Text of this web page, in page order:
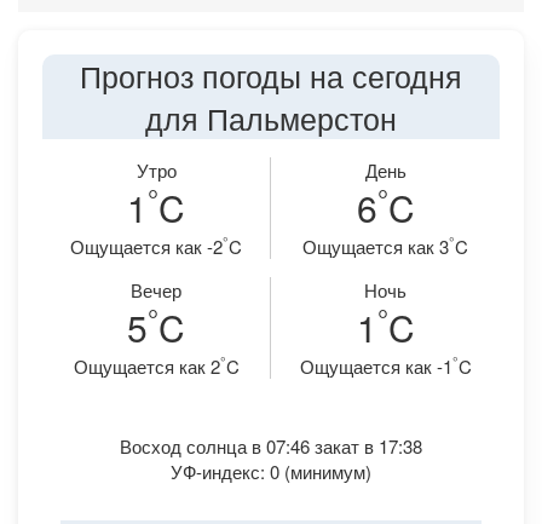
Прогноз погоды на сегодня
для Пальмерстон
Утро
1 °C
Ощущается как -2°C
День
6°C
Ощущается как 3°C
Вечер
5°C
Ощущается как 2°C
Ночь
1 °C
Ощущается как -1°C
Восход солнца в 07:46 закат в 17:38
УФ-индекс: 0 (минимум)